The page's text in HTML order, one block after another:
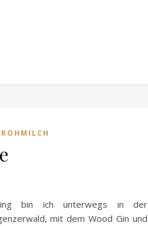
ROHMILCH
bin ich unterwegs in der
mit dem Wood Gin und